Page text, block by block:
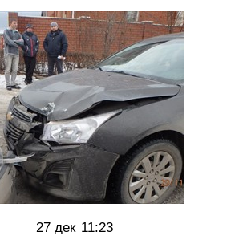
27 дек 11:23